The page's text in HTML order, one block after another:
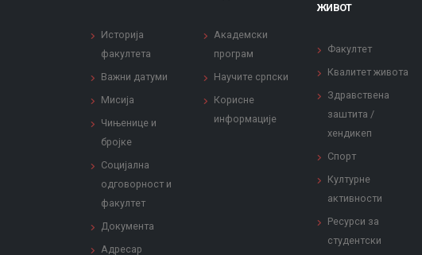
Историја
факултета
Важни датуми
Мисија
Чињенице и
бројке
Социјална
одговорност и
факултет
Документа
Адресар
Академски
програм
Научите српски
Корисне
информације
ЖИВОТ
Факултет
Квалитет живота
Здравствена
заштита /
хендикеп
Спорт
Културне
активности
Ресурси за
студентски